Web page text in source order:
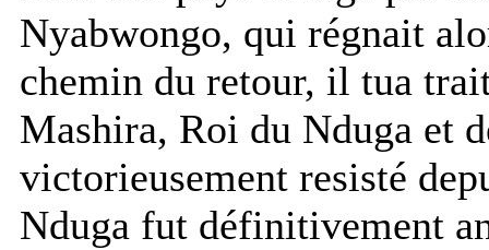
Nyabwongo, qui régnait
chemin du retour, il tua
Mashira, Roi du Nduga et
victorieusement resisté
Nduga fut définitivement